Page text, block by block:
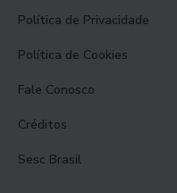
Política de Privacidade
Política de Cookies
Fale Conosco
Créditos
Sesc Brasil